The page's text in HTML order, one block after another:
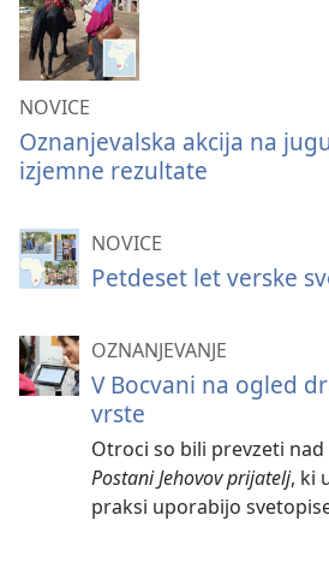
NOVICE
Oznanjevalska akcija na
izjemne rezultate
NOVICE
Petdeset let verske
OZNANJEVANJE
V Bocvani na ogled
vrste
Otroci so bili prevzeti
Postani Jehovov prijatelj, ki
praksi uporabijo